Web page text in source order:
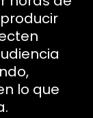
lo que